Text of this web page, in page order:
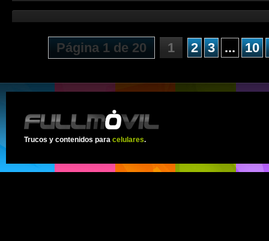
Página 1 de 20 1 2 3 ... 10
Trucos y contenidos para celulares.